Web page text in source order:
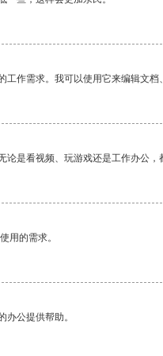
作需求。我可以使用它来编辑文档
是看视频、玩游戏还是工作办公，
用的需求。
公提供帮助。